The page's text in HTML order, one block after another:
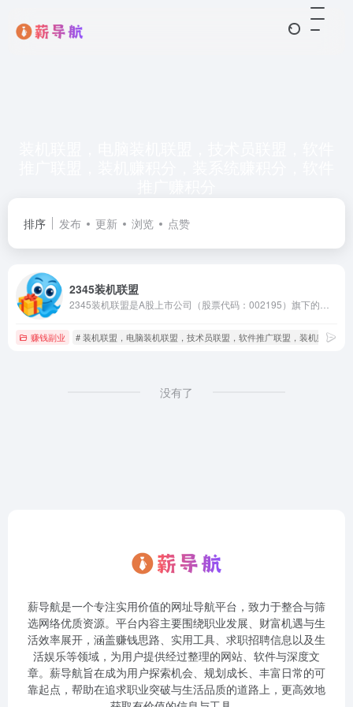
排序 发布 更新 浏览 点赞
2345装机联盟
赚钱副业 # 装机联盟，电脑装机联盟，技术员联盟，软件推广联盟，装机赚积分
没有了
薪导航是一个专注实用价值的网址导航平台，致力于整合与筛
选网络优质资源。平台内容主要围绕职业发展、财富机遇与生
活效率展开，涵盖赚钱思路、实用工具、求职招聘信息以及生
活娱乐等领域，为用户提供经过整理的网站、软件与深度文
章。薪导航旨在成为用户探索机会、规划成长、丰富日常的可
靠起点，帮助在追求职业突破与生活品质的道路上，更高效地